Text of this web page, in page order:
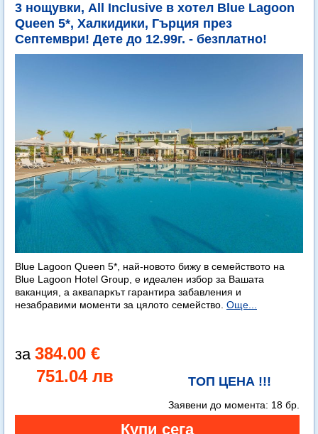
3 нощувки, All Inclusive в хотел Blue Lagoon
Queen 5*, Халкидики, Гърция през
Септември! Дете до 12.99г. - безплатно!
Blue Lagoon Queen 5*, най-новото бижу в семейството на
Blue Lagoon Hotel Group, е идеален избор за Вашата
ваканция, а аквапаркът гарантира забавления и
незабравими моменти за цялото семейство. Още...
384.00 €
751.04 лв
ТОП ЦЕНА !!!
Заявени до момента: 18 бр.